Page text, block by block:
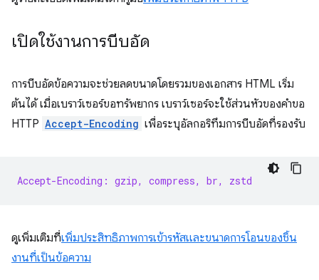
เปิดใช้งานการบีบอัด
การบีบอัดข้อความจะช่วยลดขนาดโดยรวมของเอกสาร HTML เริ่ม
ต้นได้ เมื่อเบราว์เซอร์ขอทรัพยากร เบราว์เซอร์จะใช้ส่วนหัวของคำขอ
HTTP Accept-Encoding เพื่อระบุอัลกอริทึมการบีบอัดที่รองรับ
Accept-Encoding: gzip, compress, br, zstd
ดูเพิ่มเติมที่เพิ่มประสิทธิภาพการเข้ารหัสและขนาดการโอนของชิ้น
งานที่เป็นข้อความ